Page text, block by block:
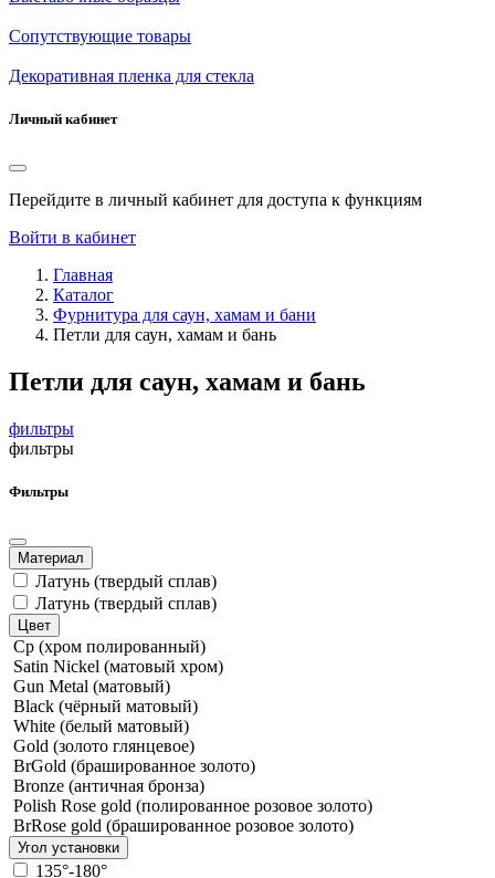
Сопутствующие товары
Декоративная пленка для стекла
Личный кабинет
Перейдите в личный кабинет для доступа к функциям
Войти в кабинет
Главная
Каталог
Фурнитура для саун, хамам и бани
Петли для саун, хамам и бань
Петли для саун, хамам и бань
фильтры
фильтры
Фильтры
Материал
Латунь (твердый сплав)
Латунь (твердый сплав)
Цвет
Cp (хром полированный)
Satin Nickel (матовый хром)
Gun Metal (матовый)
Black (чёрный матовый)
White (белый матовый)
Gold (золото глянцевое)
BrGold (брашированное золото)
Bronze (античная бронза)
Polish Rose gold (полированное розовое золото)
BrRose gold (брашированное розовое золото)
Угол установки
135°-180°